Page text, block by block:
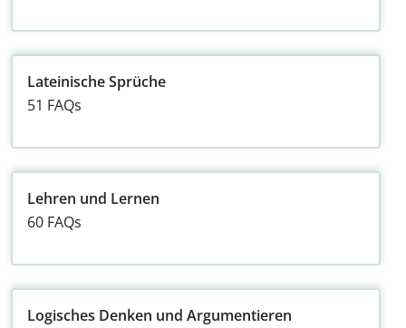
Lateinische Sprüche
51 FAQs
Lehren und Lernen
60 FAQs
Logisches Denken und Argumentieren